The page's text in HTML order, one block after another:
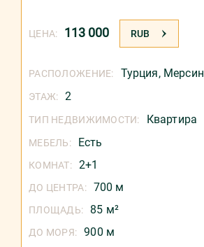
ЦЕНА: 113 000 RUB
РАСПОЛОЖЕНИЕ: Турция, Мерсин
ЭТАЖ: 2
ТИП НЕДВИЖИМОСТИ: Квартира
МЕБЕЛЬ: Есть
КОМНАТ: 2+1
ДО ЦЕНТРА: 700 м
ПЛОЩАДЬ: 85 м²
ДО МОРЯ: 900 м